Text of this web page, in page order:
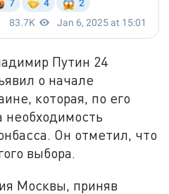
Путин 24
о начале
которая, по его
необходимость
Он отметил, что
выбора.
Москвы, приняв